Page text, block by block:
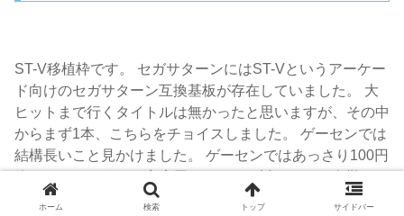
ST-V移植枠です。 セガサターンにはST-Vというアーケー
ド向けのセガサターン互換基板が存在していました。 大
ヒットまで行くタイトルは無かったと思いますが、その中
からまず1本、こちらをチョイスしました。 ゲーセンでは
結構長いこと見かけました。 ゲーセンではあっさり100円
ホーム 検索 トップ サイドバー